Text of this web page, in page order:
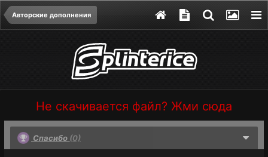
Авторские дополнения
Не скачивается файл? Жми сюда
Спасибо (0)